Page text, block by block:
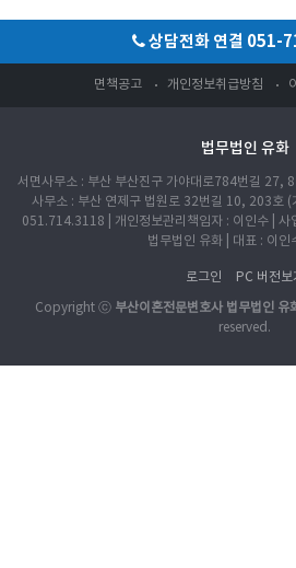
상담전화 연결 051-
면책공고 개인정보취급방침
법무법인 유화
서면사무소 : 부산 부산진구 가야대로784번길 27,
사무소 : 부산 연제구 법원로 32번길 10, 203호 (
051.714.3118 | 개인정보관리책임자 : 이인수 |
법무법인 유화 | 대표 : 이인
로그인 PC 버전보
Copyright ⓒ 부산이혼전문변호사 법무법인 유
reserved.